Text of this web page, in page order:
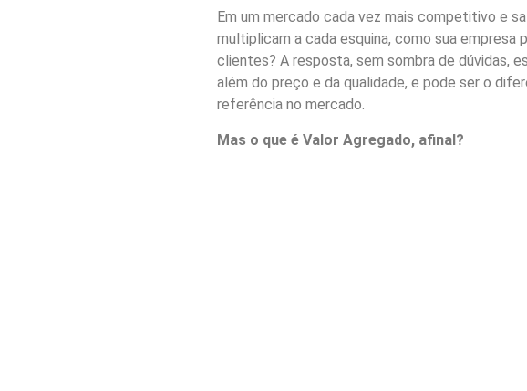
Em um mercado cada vez mais competitivo e
multiplicam a cada esquina, como sua
clientes? A resposta, sem sombra de dúvidas,
além do preço e da qualidade, e pode ser o
referência no mercado.
Mas o que é Valor Agregado, afinal?